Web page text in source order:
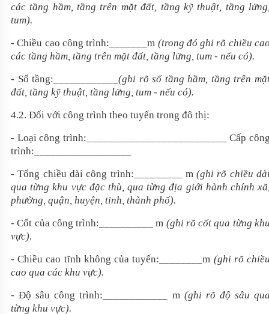
các tầng hầm, tầng trên mặt đất, tầng kỹ thuật, tầng
tum).
- Chiều cao công trình: _______m (trong đó ghi rõ chiều
các tầng hầm, tầng trên mặt đất, tầng lửng, tum - nếu có).
- Số tầng: ____________(ghi rõ số tầng hầm, tầng trên
đất, tầng kỹ thuật, tầng lửng, tum - nếu có).
4.2. Đối với công trình theo tuyến trong đô thị:
- Loại công trình: __________________________Cấp
trình:
- Tổng chiều dài công trình:
m(ghi rõ chiều
qua từng khu vực đặc thù, qua từng địa giới hành chính
phường, quận, huyện, tỉnh, thành phố).
- Cốt của công trình: __________m (ghi rõ cốt qua từng
vực).
- Chiều cao tĩnh không của tuyến: ________m (ghi rõ
cao qua các khu vực).
- Độ sâu công trình:
m (ghi rõ độ sâu
từng khu vực).